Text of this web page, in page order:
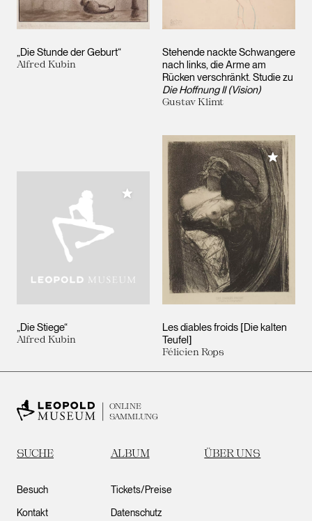
„Die Stunde der Geburt“
Alfred Kubin
Stehende nackte Schwangere
nach links, die Arme am
Rücken verschränkt. Studie zu
Die Hoffnung II (Vision)
Gustav Klimt
„Die Stiege“
Alfred Kubin
Meiner Sammlung hinzufügen
Les diables froids [Die kalten
Teufel]
Félicien Rops
Meiner
ONLINE
SAMMLUNG
SUCHE ALBUM ÜBER UNS
Besuch
Kontakt
Tickets/Preise
Datenschutz